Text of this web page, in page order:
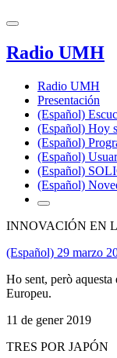
Radio UMH
Radio UMH
Presentación
(Español)
(Español) Hoy
(Español)
(Español)
(Español)
(Español)
INNOVACIÓN EN
(Español) 29 marzo
Ho sent, però
Europeu.
11 de gener 2019
TRES POR JAPÓN